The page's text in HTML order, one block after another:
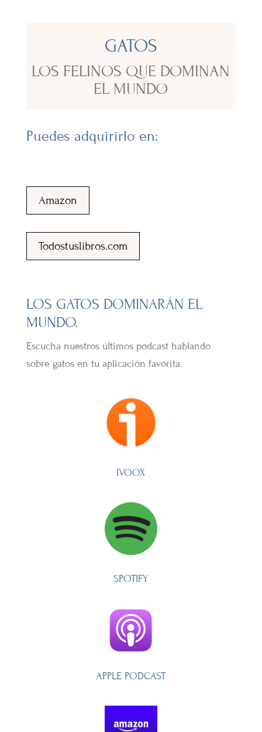
GATOS
LOS FELINOS QUE DOMINAN
EL MUNDO
Puedes adquirirlo en:
Amazon
Todostuslibros.com
LOS GATOS DOMINARÁN EL
MUNDO.
Escucha nuestros últimos podcast hablando
sobre gatos en tu aplicación favorita.
IVOOX
SPOTIFY
APPLE PODCAST